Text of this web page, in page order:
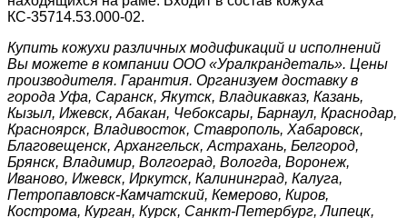
КС-35714.53.000-02.
Купить кожухи различных модификаций и исполнений
Вы можете в компании ООО «Уралкрандеталь». Цены
производителя. Гарантия. Организуем доставку в
города Уфа, Саранск, Якутск, Владикавказ, Казань,
Кызыл, Ижевск, Абакан, Чебоксары, Барнаул, Краснодар,
Красноярск, Владивосток, Ставрополь, Хабаровск,
Благовещенск, Архангельск, Астрахань, Белгород,
Брянск, Владимир, Волгоград, Вологда, Воронеж,
Иваново, Ижевск, Иркутск, Калининград, Калуга,
Петропавловск-Камчатский, Кемерово, Киров,
Кострома, Курган, Курск, Санкт-Петербург, Липецк,